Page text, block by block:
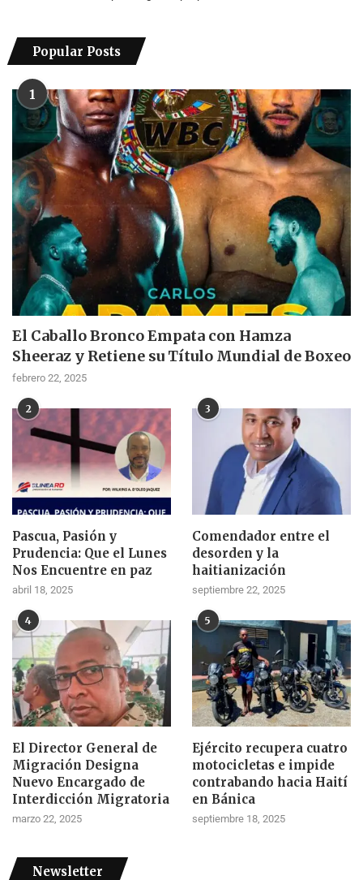
Popular Posts
1
El Caballo Bronco Empata con Hamza
Sheeraz y Retiene su Título Mundial de Boxeo
febrero 22, 2025
2
Pascua, Pasión y
Prudencia: Que el Lunes
Nos Encuentre en paz
abril 18, 2025
3
Comendador entre el
desorden y la
haitianización
septiembre 22, 2025
4
El Director General de
Migración Designa
Nuevo Encargado de
Interdicción Migratoria
marzo 22, 2025
5
Ejército recupera cuatro
motocicletas e impide
contrabando hacia Haití
en Bánica
septiembre 18, 2025
Newsletter